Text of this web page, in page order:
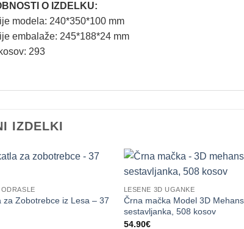
O IZDELKU:
modela: 240*350*100 mm
embalaže: 245*188*24 mm
293
IZDELKI
za Zobotrebce iz Lesa – 37
LESENE 3D UGANKE
Črna mačka Model 3D
sestavljanka, 508 kosov
54.90€